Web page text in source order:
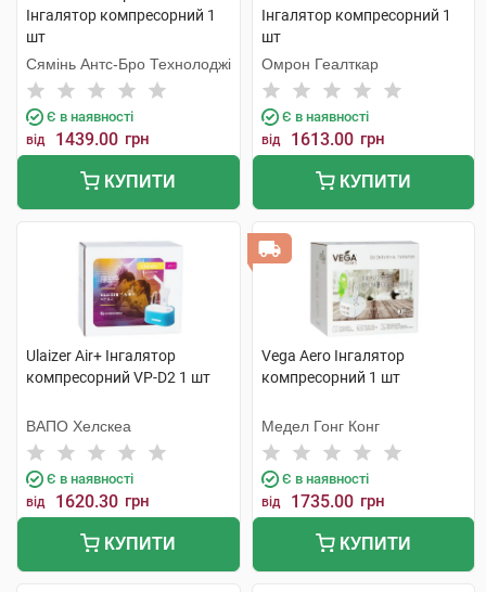
Інгалятор компресорний 1
шт
Сямінь Антс-Бро Технолоджі
Є в наявності
від 1439.00 грн
КУПИТИ
Інгалятор компресорний 1
шт
Омрон Геалткар
Є в наявності
від 1613.00 грн
КУПИТИ
Ulaizer Air+ Інгалятор
компресорний VP-D2 1 шт
ВАПО Хелскеа
Є в наявності
від 1620.30 грн
КУПИТИ
Vega Aero Інгалятор
компресорний 1 шт
Медел Гонг Конг
Є в наявності
від 1735.00 грн
КУПИТИ